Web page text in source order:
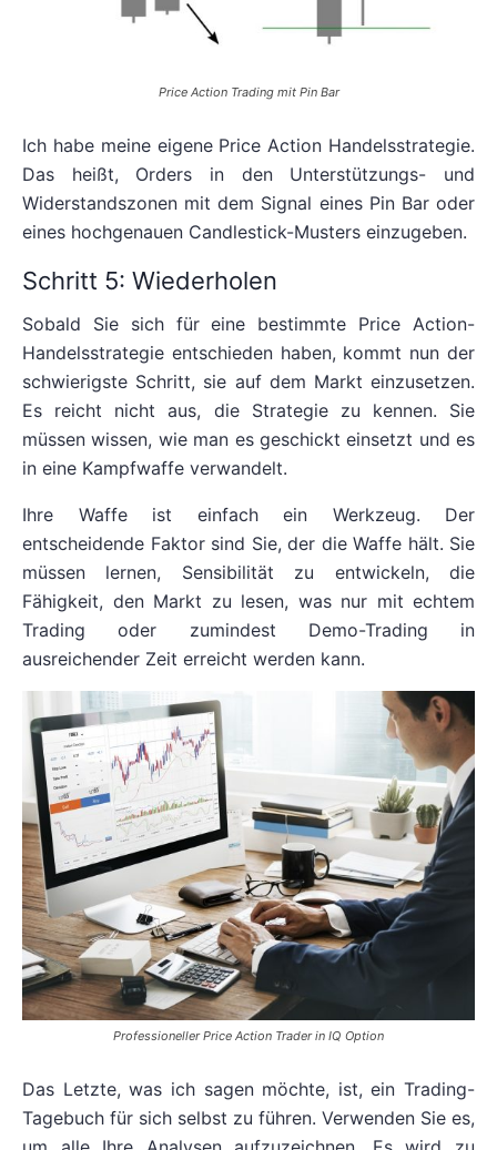
Price Action Trading mit Pin Bar
Ich habe meine eigene Price Action Handelsstrategie.
Das heißt, Orders in den Unterstützungs- und
Widerstandszonen mit dem Signal eines Pin Bar oder
eines hochgenauen Candlestick-Musters einzugeben.
Schritt 5: Wiederholen
Sobald Sie sich für eine bestimmte Price Action-
Handelsstrategie entschieden haben, kommt nun der
schwierigste Schritt, sie auf dem Markt einzusetzen.
Es reicht nicht aus, die Strategie zu kennen. Sie
müssen wissen, wie man es geschickt einsetzt und es
in eine Kampfwaffe verwandelt.
Ihre Waffe ist einfach ein Werkzeug. Der
entscheidende Faktor sind Sie, der die Waffe hält. Sie
müssen lernen, Sensibilität zu entwickeln, die
Fähigkeit, den Markt zu lesen, was nur mit echtem
Trading oder zumindest Demo-Trading in
ausreichender Zeit erreicht werden kann.
Professioneller Price Action Trader in IQ Option
Das Letzte, was ich sagen möchte, ist, ein Trading-
Tagebuch für sich selbst zu führen. Verwenden Sie es,